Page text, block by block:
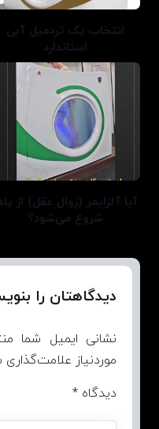
انتخاب یک تردمیل آبی
استاندارد
آیا آلزایمر (زوال عقل) از
شروع می‌شود؟
دیدگاهتان را
نشانی ایمیل شما
موردنیاز
دیدگاه*